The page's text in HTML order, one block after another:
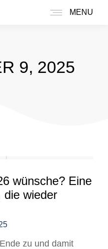
MENU
9, 2025
wünsche? Eine
die wieder
zu und damit